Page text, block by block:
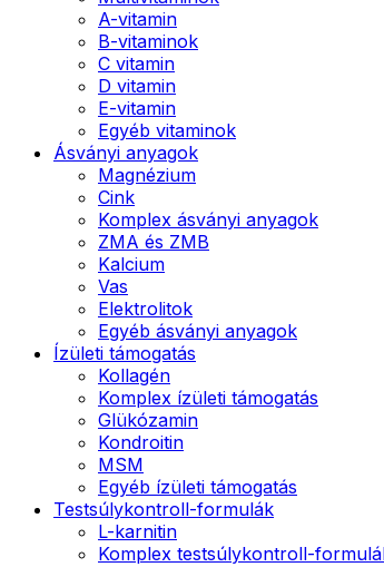
A-vitamin
B-vitaminok
C vitamin
D vitamin
E-vitamin
Egyéb vitaminok
Ásványi anyagok
Magnézium
Cink
Komplex ásványi anyagok
ZMA és ZMB
Kalcium
Vas
Elektrolitok
Egyéb ásványi anyagok
Ízületi támogatás
Kollagén
Komplex ízületi támogatás
Glükózamin
Kondroitin
MSM
Egyéb ízületi támogatás
Testsúlykontroll-formulák
L-karnitin
Komplex testsúlykontroll-